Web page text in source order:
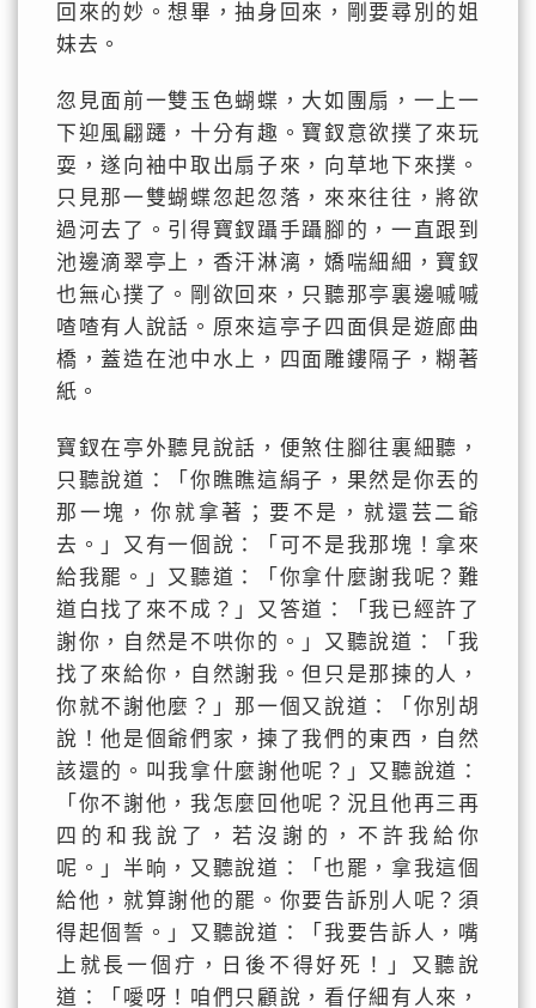
回來的妙。想畢，抽身回來，剛要尋別的姐
妹去。
忽見面前一雙玉色蝴蝶，大如團扇，一上一
下迎風翩躚，十分有趣。寶釵意欲撲了來玩
耍，遂向袖中取出扇子來，向草地下來撲。
只見那一雙蝴蝶忽起忽落，來來往往，將欲
過河去了。引得寶釵躡手躡腳的，一直跟到
池邊滴翠亭上，香汗淋漓，嬌喘細細，寶釵
也無心撲了。剛欲回來，只聽那亭裏邊嘁嘁
喳喳有人說話。原來這亭子四面俱是遊廊曲
橋，蓋造在池中水上，四面雕鏤隔子，糊著
紙。
寶釵在亭外聽見說話，便煞住腳往裏細聽，
只聽說道：「你瞧瞧這絹子，果然是你丟的
那一塊，你就拿著；要不是，就還芸二爺
去。」又有一個說：「可不是我那塊！拿來
給我罷。」又聽道：「你拿什麼謝我呢？難
道白找了來不成？」又答道：「我已經許了
謝你，自然是不哄你的。」又聽說道：「我
找了來給你，自然謝我。但只是那揀的人，
你就不謝他麼？」那一個又說道：「你別胡
說！他是個爺們家，揀了我們的東西，自然
該還的。叫我拿什麼謝他呢？」又聽說道：
「你不謝他，我怎麼回他呢？況且他再三再
四的和我說了，若沒謝的，不許我給你
呢。」半晌，又聽說道：「也罷，拿我這個
給他，就算謝他的罷。你要告訴別人呢？須
得起個誓。」又聽說道：「我要告訴人，嘴
上就長一個疔，日後不得好死！」又聽說
道：「噯呀！咱們只顧說，看仔細有人來，